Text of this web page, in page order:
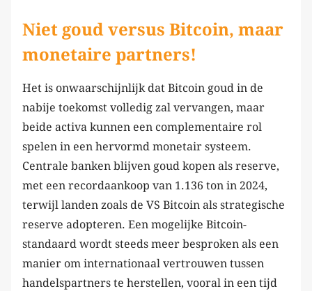
Niet goud versus Bitcoin, maar
monetaire partners!
Het is onwaarschijnlijk dat Bitcoin goud in de
nabije toekomst volledig zal vervangen, maar
beide activa kunnen een complementaire rol
spelen in een hervormd monetair systeem.
Centrale banken blijven goud kopen als reserve,
met een recordaankoop van 1.136 ton in 2024,
terwijl landen zoals de VS Bitcoin als strategische
reserve adopteren. Een mogelijke Bitcoin-
standaard wordt steeds meer besproken als een
manier om internationaal vertrouwen tussen
handelspartners te herstellen, vooral in een tijd